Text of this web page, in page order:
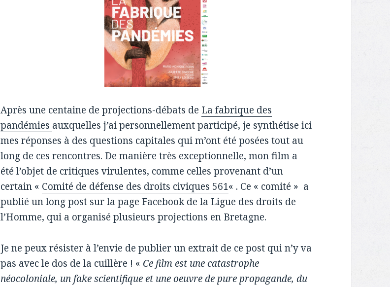
Après une centaine de projections-débats de La fabrique des
pandémies auxquelles j’ai personnellement participé, je synthétise ici
mes réponses à des questions capitales qui m’ont été posées tout au
long de ces rencontres. De manière très exceptionnelle, mon film a
été l’objet de critiques virulentes, comme celles provenant d’un
certain « Comité de défense des droits civiques 561« . Ce « comité » a
publié un long post sur la page Facebook de la Ligue des droits de
l’Homme, qui a organisé plusieurs projections en Bretagne.
Je ne peux résister à l’envie de publier un extrait de ce post qui n’y va
pas avec le dos de la cuillère ! « Ce film est une catastrophe
néocoloniale, un fake scientifique et une oeuvre de pure propagande, du